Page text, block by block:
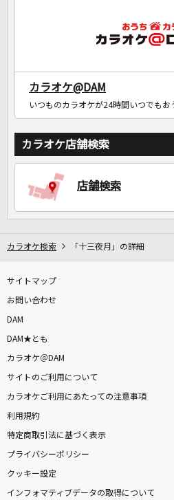
カラオケ@DAM
いつものカラオケが24時間いつでもお
カラオケ店舗検索
店舗検索
カラオケ検索 「十三夜月」の詳細
サイトマップ
お問い合わせ
DAM
DAM★とも
カラオケ＠DAM
サイトのご利用について
カラオケご利用にあたっての注意事項
利用規約
特定商取引法に基づく表示
プライバシーポリシー
クッキー設定
インフォマティブデータの取得について